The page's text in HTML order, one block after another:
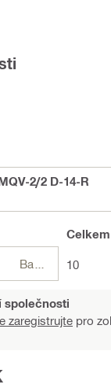
2/2 D-14-R
Celkem
10
společnosti
zaregistrujte pro